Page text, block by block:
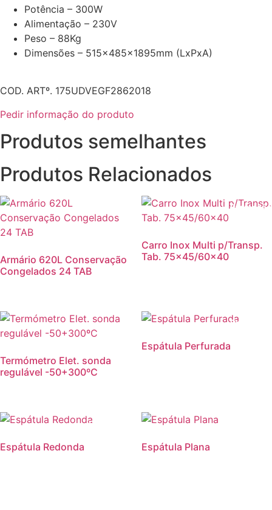
Potência – 300W
Alimentação – 230V
Peso – 88Kg
Dimensões – 515x485x1895mm (LxPxA)
COD. ARTº. 175UDVEGF2862018
Pedir informação do produto
Produtos semelhantes
Produtos Relacionados
Armário 620L Conservação
Congelados 24 TAB
Carro Inox Multi p/Transp.
Tab. 75×45/60×40
Termómetro Elet. sonda
regulável -50+300ºC
Espátula Perfurada
Promoção!
Espátula Redonda Espátula Plana